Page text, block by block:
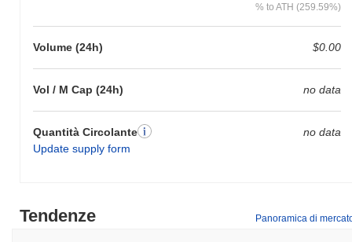
% to ATH (259.59%)
Volume (24h) $0.00
Vol / M Cap (24h) no data
Quantità Circolante
Update supply form
no data
Tendenze Panoramica di